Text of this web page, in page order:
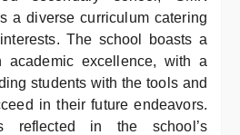
a diverse curriculum catering
The school boasts a
academic excellence, with a
students with the tools and
in their future endeavors.
reflected in the school’s